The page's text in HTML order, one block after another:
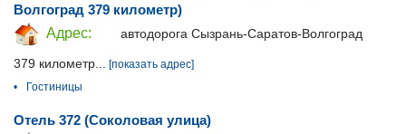
Волгоград 379 километр)
Адрес:
автодорога Сызрань-Саратов-Волгоград
379 километр...
[показать адрес]
•
Гостиницы
Отель 372 (Соколовая улица)